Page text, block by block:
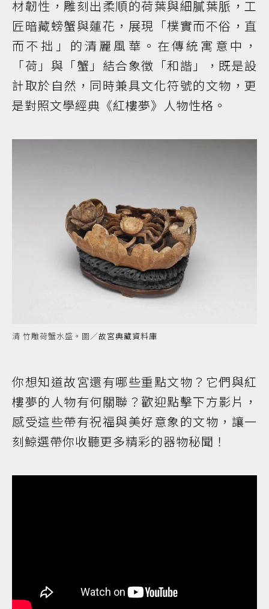
材韌性，雕刻出柔順的荷葉與細膩葉脈，工
匠暗藏螃蟹與蓮花，展現「樸實而不俗，直
而不拙」的清麗風華。在傳統寓意中，
「荷」與「蟹」結合象徵「和諧」，既是設
計取於自然，同時兼具文化符號的文物，更
是對照文學經典《紅樓夢》人物性格。
清 竹雕荷蟹水盛。圖／故宮典藏資料庫
你想知道故宮還有哪些重點文物？它們與紅
樓夢的人物有何關聯？歡迎點擊下方影片，
感受這些帶有祝福與美好意象的文物，讓一
刻鯨選帶你收聽更多精彩的器物秘聞！